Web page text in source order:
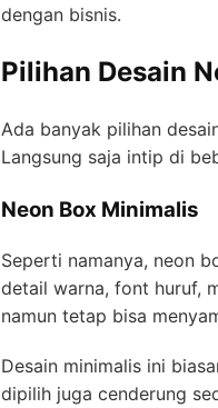
dengan bisnis.
Pilihan Desain
Ada banyak pilihan
Langsung saja intip di
Neon Box Minimalis
Seperti namanya, neon
detail warna, font huruf,
namun tetap bisa
Desain minimalis ini
dipilih juga cenderung